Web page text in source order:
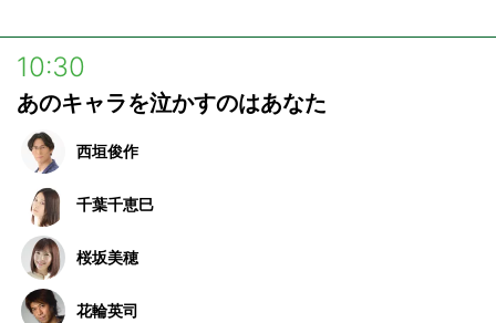
“絆”をテーマに交流したり、企業や自治体とのコラボレー
ションアイデアを募集したりしています。
毎回多彩なゲストをお迎えし、日々の食の楽しさや大切
さ、食のこだわり、そして親子で受け継いでいきたい食文
化についてトーク。耳を傾ければ、あなたの毎日に彩りを
添える“おいしい”の種がきっと見つかるはず！
10:30
あのキャラを泣かすのはあなた
西垣俊作
千葉千恵巳
桜坂美穂
花輪英司